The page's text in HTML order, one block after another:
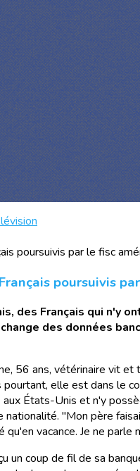
poursuivis
des Français qui n'y
des données
56 ans, vétérinaire vit
pourtant, elle est dans le
États-Unis et n'y
"Mon père
vacance. Je ne parle
un coup de fil de sa